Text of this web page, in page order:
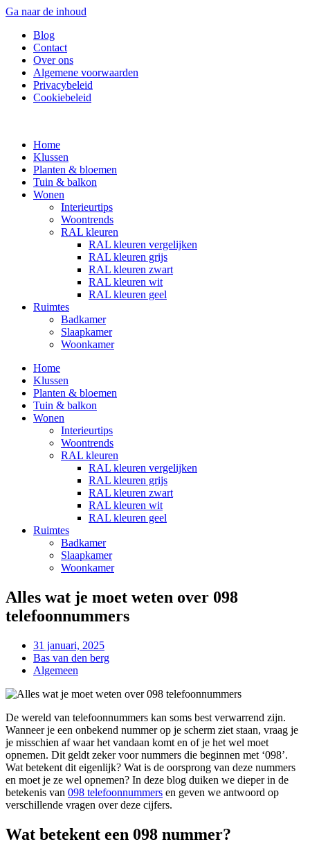
Ga naar de inhoud
Blog
Contact
Over ons
Algemene voorwaarden
Privacybeleid
Cookiebeleid
Home
Klussen
Planten & bloemen
Tuin & balkon
Wonen
Interieurtips
Woontrends
RAL kleuren
RAL kleuren vergelijken
RAL kleuren grijs
RAL kleuren zwart
RAL kleuren wit
RAL kleuren geel
Ruimtes
Badkamer
Slaapkamer
Woonkamer
Home
Klussen
Planten & bloemen
Tuin & balkon
Wonen
Interieurtips
Woontrends
RAL kleuren
RAL kleuren vergelijken
RAL kleuren grijs
RAL kleuren zwart
RAL kleuren wit
RAL kleuren geel
Ruimtes
Badkamer
Slaapkamer
Woonkamer
Alles wat je moet weten over 098
telefoonnummers
31 januari, 2025
Bas van den berg
Algemeen
De wereld van telefoonnummers kan soms best verwarrend zijn.
Wanneer je een onbekend nummer op je scherm ziet staan, vraag je
je misschien af waar het vandaan komt en of je het wel moet
opnemen. Dit geldt zeker voor nummers die beginnen met ‘098’.
Wat betekent dit eigenlijk? Wat is de oorsprong van deze nummers
en moet je ze wel opnemen? In deze blog duiken we dieper in de
betekenis van 098 telefoonnummers en geven we antwoord op
verschillende vragen over deze cijfers.
Wat betekent een 098 nummer?